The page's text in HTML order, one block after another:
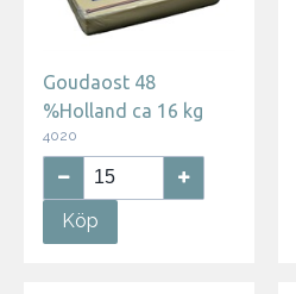
Goudaost 48
%Holland ca 16 kg
4020
Köp